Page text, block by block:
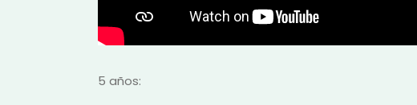
5 años: